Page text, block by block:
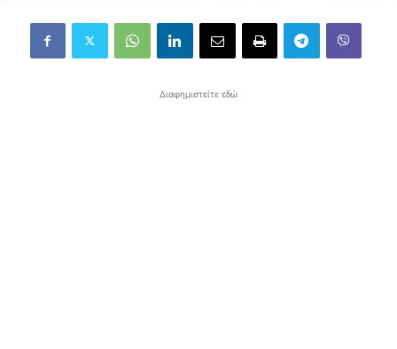
Διαφημιστείτε εδώ